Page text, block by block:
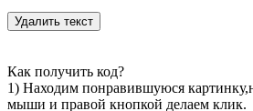
Как получить код?
1) Находим понравившуюся
мыши и правой кнопкой делаем клик.